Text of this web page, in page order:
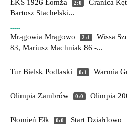
ŁKS 1926 Łomża 2:0 Granica
Bartosz Stachelski...
-----
Mrągowia Mrągowo 2:1 Wissa
83, Mariusz Machniak 86 -...
-----
Tur Bielsk Podlaski 0:1 Warmia
-----
Olimpia Zambrów 0:0 Olimpia
-----
Płomień Ełk 0:0 Start Działdowo
-----